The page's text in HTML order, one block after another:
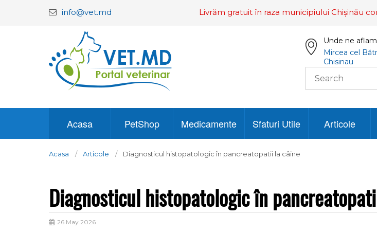
info@vet.md Livrăm gratuit în raza municipiului Chișinău
Unde ne aflam
Mircea cel
Chisinau
Acasa PetShop Medicamente Sfaturi Utile Articole
Acasa Articole Diagnosticul histopatologic în pancreatopatii la câine
Diagnosticul histopatologic în
26 May 2026